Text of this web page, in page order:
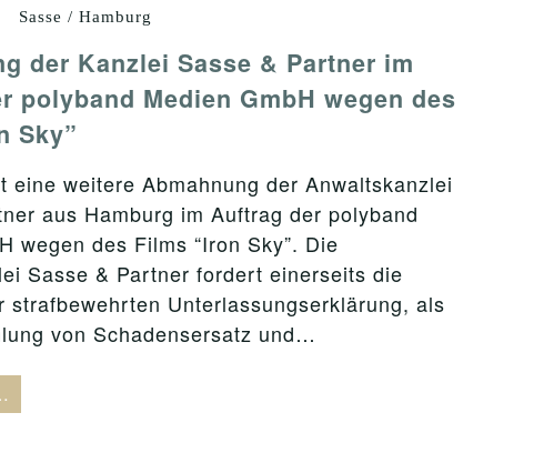
Sasse / Hamburg
der Kanzlei Sasse & Partner im
polyband Medien GmbH wegen des
Sky”
eine weitere Abmahnung der Anwaltskanzlei
aus Hamburg im Auftrag der polyband
wegen des Films “Iron Sky”. Die
Sasse & Partner fordert einerseits die
strafbewehrten Unterlassungserklärung, als
von Schadensersatz und…